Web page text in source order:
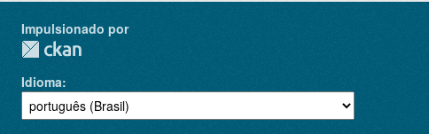
Impulsionado por
Idioma